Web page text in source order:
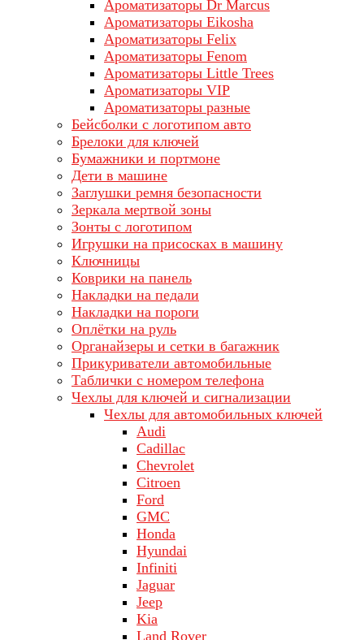
Ароматизаторы Dr Marcus
Ароматизаторы Eikosha
Ароматизаторы Felix
Ароматизаторы Fenom
Ароматизаторы Little Trees
Ароматизаторы VIP
Ароматизаторы разные
Бейсболки с логотипом авто
Брелоки для ключей
Бумажники и портмоне
Дети в машине
Заглушки ремня безопасности
Зеркала мертвой зоны
Зонты с логотипом
Игрушки на присосках в машину
Ключницы
Коврики на панель
Накладки на педали
Накладки на пороги
Оплётки на руль
Органайзеры и сетки в багажник
Прикуриватели автомобильные
Таблички с номером телефона
Чехлы для ключей и сигнализации
Чехлы для автомобильных ключей
Audi
Cadillac
Chevrolet
Citroen
Ford
GMC
Honda
Hyundai
Infiniti
Jaguar
Jeep
Kia
Land Rover